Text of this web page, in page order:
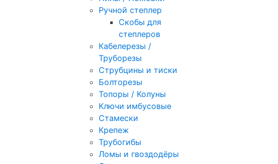
Ручной степлер
Скобы для
степлеров
Кабелерезы /
Труборезы
Струбцины и тиски
Болторезы
Топоры / Колуны
Ключи имбусовые
Стамески
Крепеж
Трубогибы
Ломы и гвоздодёры